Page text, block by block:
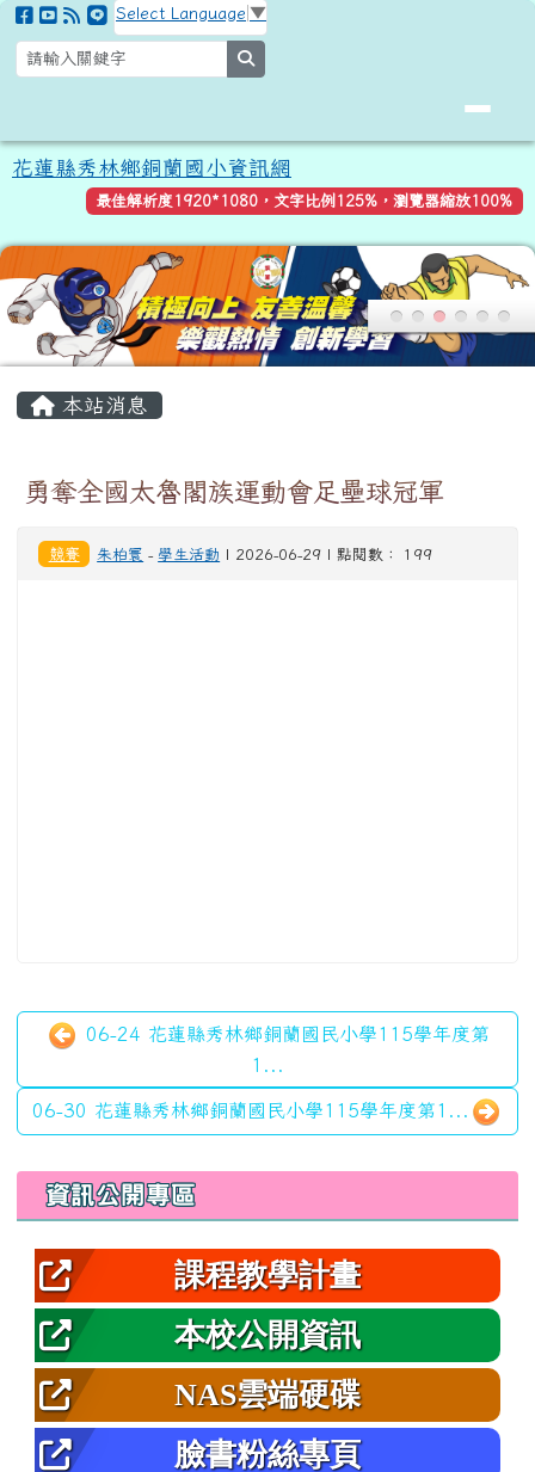
跳至主內容區
花蓮縣秀林鄉銅蘭國小資訊網
Select Language ▼
花蓮縣秀林鄉銅蘭國小資訊網
最佳解析度1920*1080，文字比例125%，瀏覽器縮放100%
本站消息
勇奪全國太魯閣族運動會足壘球冠軍
競賽 朱柏寰 - 學生活動 | 2026-06-29 | 點閱數： 199
06-24 花蓮縣秀林鄉銅蘭國民小學115學年度第
1...
06-30 花蓮縣秀林鄉銅蘭國民小學115學年度第1...
左邊區域內容
資訊公開專區
課程教學計畫
本校公開資訊
NAS雲端硬碟
臉書粉絲專頁